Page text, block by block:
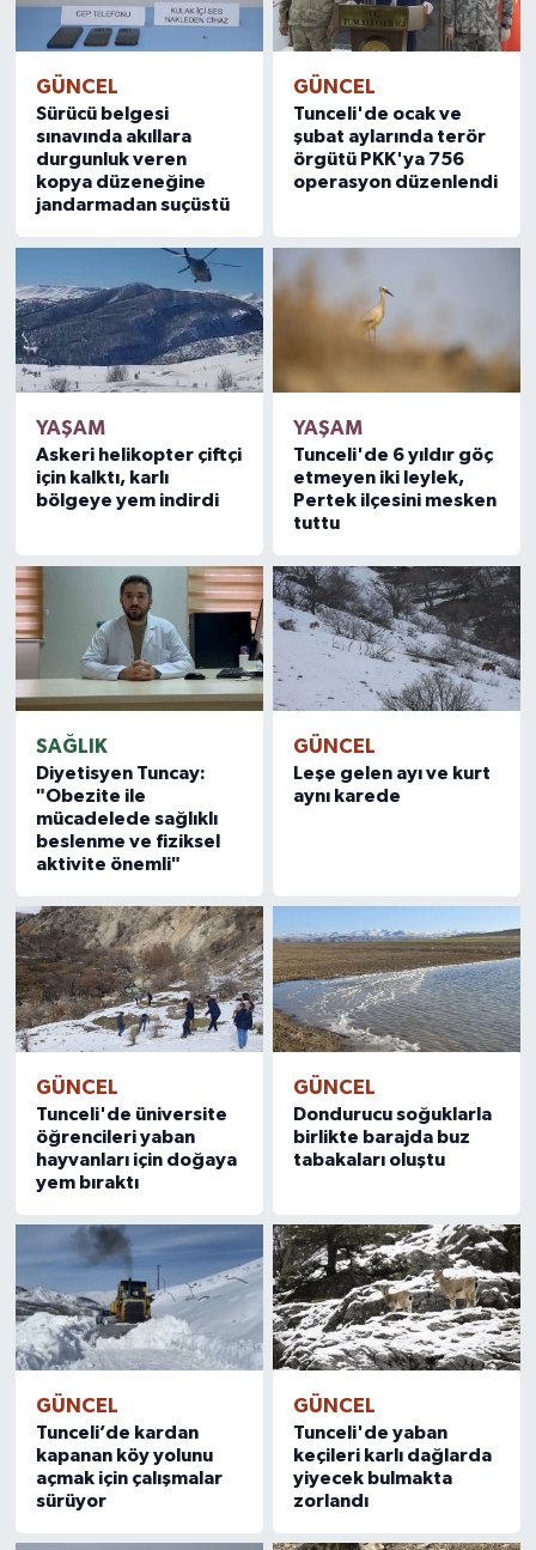
GÜNCEL
Sürücü belgesi
sınavında akıllara
durgunluk veren
kopya düzeneğine
jandarmadan suçüstü
GÜNCEL
Tunceli'de ocak ve
şubat aylarında terör
örgütü PKK'ya 756
operasyon düzenlendi
YAŞAM
Askeri helikopter çiftçi
için kalktı, karlı
bölgeye yem indirdi
YAŞAM
Tunceli'de 6 yıldır göç
etmeyen iki leylek,
Pertek ilçesini mesken
tuttu
SAĞLIK
Diyetisyen Tuncay:
"Obezite ile
mücadelede sağlıklı
beslenme ve fiziksel
aktivite önemli"
GÜNCEL
Leşe gelen ayı ve kurt
aynı karede
GÜNCEL
Tunceli'de üniversite
öğrencileri yaban
hayvanları için doğaya
yem bıraktı
GÜNCEL
Dondurucu soğuklarla
birlikte barajda buz
tabakaları oluştu
GÜNCEL
Tunceli’de kardan
kapanan köy yolunu
açmak için çalışmalar
sürüyor
GÜNCEL
Tunceli'de yaban
keçileri karlı dağlarda
yiyecek bulmakta
zorlandı